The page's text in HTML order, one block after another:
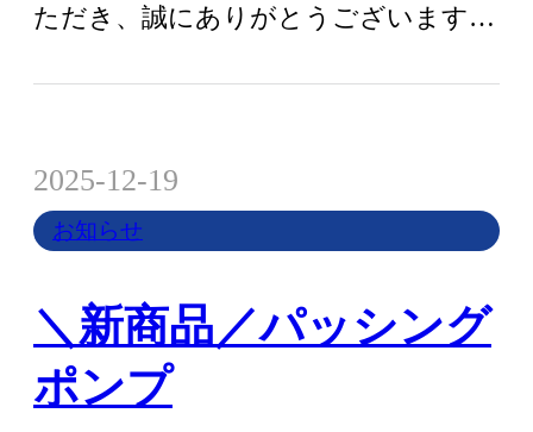
ただき、誠にありがとうございます。
日程に…
2025-12-19
お知らせ
＼新商品／パッシング
ポンプ